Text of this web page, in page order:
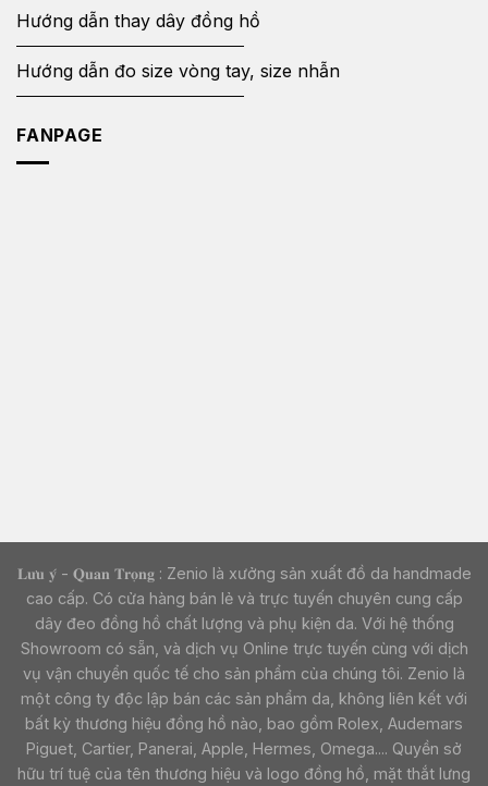
Hướng dẫn thay dây đồng hồ
Hướng dẫn đo size vòng tay, size nhẫn
FANPAGE
𝐋𝐮̛𝐮 𝐲́ - 𝐐𝐮𝐚𝐧 𝐓𝐫𝐨̣𝐧𝐠 : Zenio là xưởng sản xuất đồ da handmade
cao cấp. Có cửa hàng bán lẻ và trực tuyến chuyên cung cấp
dây đeo đồng hồ chất lượng và phụ kiện da. Với hệ thống
Showroom có sẵn, và dịch vụ Online trực tuyến cùng với dịch
vụ vận chuyển quốc tế cho sản phẩm của chúng tôi. Zenio là
một công ty độc lập bán các sản phẩm da, không liên kết với
bất kỳ thương hiệu đồng hồ nào, bao gồm Rolex, Audemars
Piguet, Cartier, Panerai, Apple, Hermes, Omega.... Quyền sở
hữu trí tuệ của tên thương hiệu và logo đồng hồ, mặt thắt lưng